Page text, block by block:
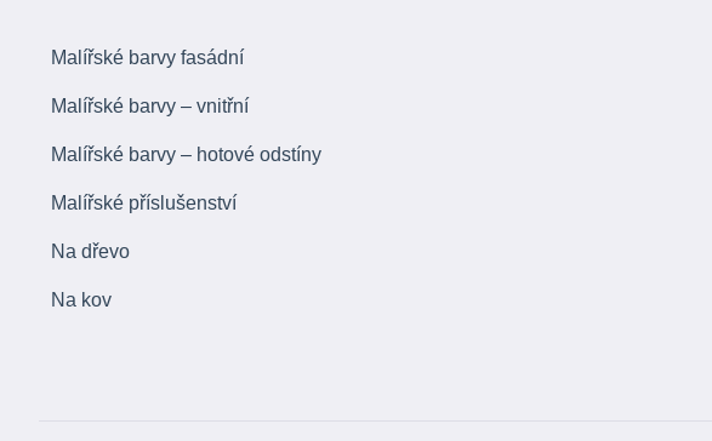
Malířské barvy fasádní
Malířské barvy – vnitřní
Malířské barvy – hotové odstíny
Malířské příslušenství
Na dřevo
Na kov